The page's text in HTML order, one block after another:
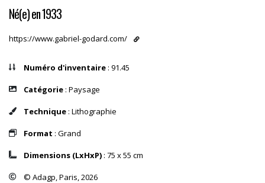
Né(e) en 1933
https://www.gabriel-godard.com/
Numéro d'inventaire : 91.45
Catégorie : Paysage
Technique : Lithographie
Format : Grand
Dimensions (LxHxP) : 75 x 55 cm
© Adagp, Paris, 2026